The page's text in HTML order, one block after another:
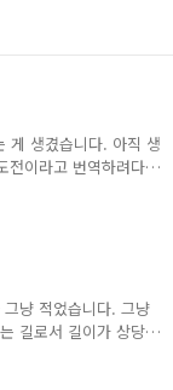
생겼습니다. 아직 생
전이라고 번역하려다가
습니다.) 지오캐싱
와는 완전히 다릅니
키스를 하라든지, 설
는 것도 가능합니다.
사적..
냥 적었습니다. 그냥
길로서 길이가 상당한
한 파워트레일을 하나
동부, 아리조나주 인